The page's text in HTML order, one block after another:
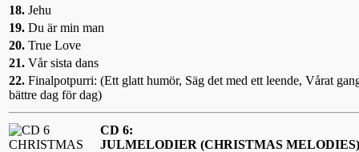
18. Jehu
19. Du är min man
20. True Love
21. Vår sista dans
22. Finalpotpurri: (Ett glatt humör, Säg det med ett leende, Vårat
bättre dag för dag)
CD 6:
JULMELODIER (CHRISTMAS MELODIES)